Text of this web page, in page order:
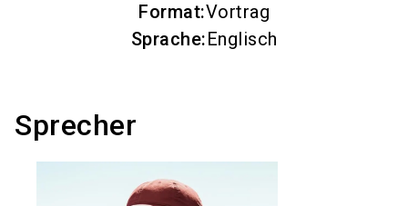
Format:Vortrag
Sprache:Englisch
Sprecher